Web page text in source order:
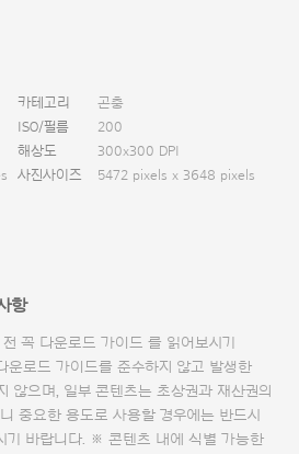
카테고리
곤충
ISO/필름
200
해상도
300x300 DPI
사진사이즈 5472 pixels x 3648 pixels
항
꼭 다운로드 가이드 를 읽어보시기
운로드 가이드를 준수하지 않고 발생한
않으며, 일부 콘텐츠는 초상권과 재산권의
중요한 용도로 사용할 경우에는 반드시
기 바랍니다. ※ 콘텐츠 내에 식별 가능한